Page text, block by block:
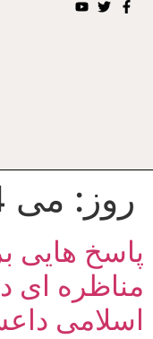
روز: می 4, 2015
مناظره ای
اسلامی